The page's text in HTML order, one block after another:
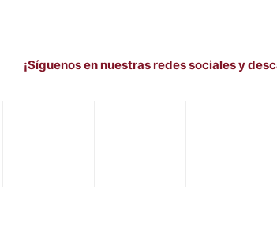
¡Síguenos en nuestras redes sociales y